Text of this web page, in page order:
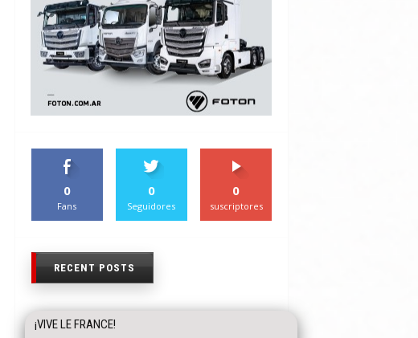
0
Fans
0
Seguidores
0
suscriptores
RECENT POSTS
¡VIVE LE FRANCE!